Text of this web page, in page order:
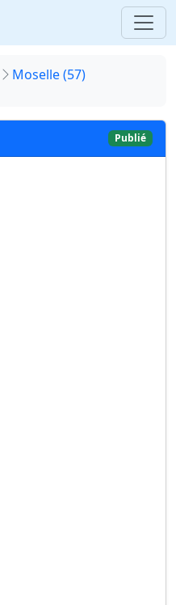
Moselle (57)
Publié